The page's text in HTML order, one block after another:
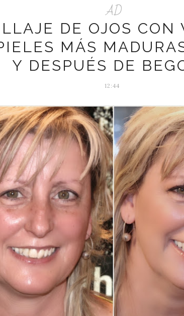
AD
DE OJOS CON
MÁS
Y DESPUÉS DE
12:44